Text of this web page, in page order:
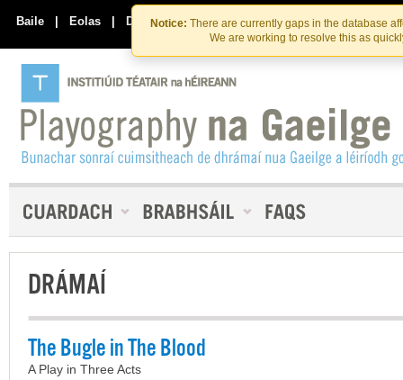
Skip
to
the
content
Skip
to
content
Notice: There are currently gaps in the database
We are working to resolve this as
Baile | Eolas | Déan Teagmháil Linn
DRÁMAÍ
The Bugle in The Blood
A Play in Three Acts